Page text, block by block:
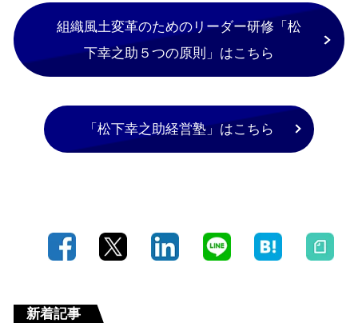
組織風土変革のためのリーダー研修「松
下幸之助５つの原則」はこちら
「松下幸之助経営塾」はこちら
新着記事